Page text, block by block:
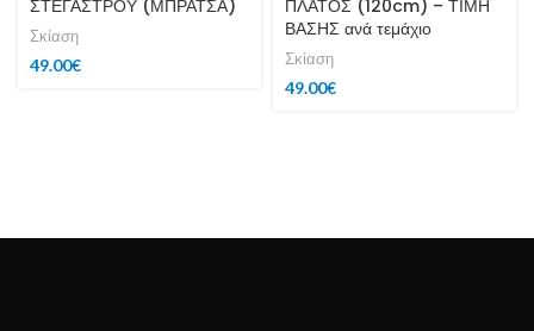
ΣΤΕΓΑΣΤΡΟΥ (ΜΠΡΑΤΣΑ)
Σκίαση
49.00€
ΠΛΑΤΟΣ (120cm) – ΤΙΜΗ
ΒΑΣΗΣ ανά τεμάχιο
Σκίαση
49.00€